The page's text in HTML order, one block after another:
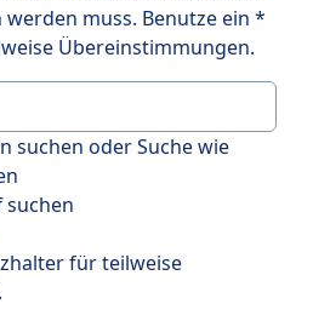
muss. Benutze ein *
Übereinstimmungen.
suchen oder Suche wie
suchen
für teilweise